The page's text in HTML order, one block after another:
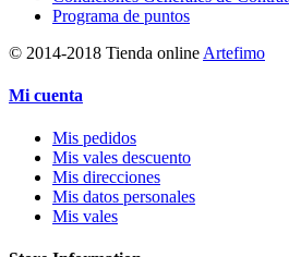
Programa de puntos
© 2014-2018 Tienda online Artefimo
Mi cuenta
Mis pedidos
Mis vales descuento
Mis direcciones
Mis datos personales
Mis vales